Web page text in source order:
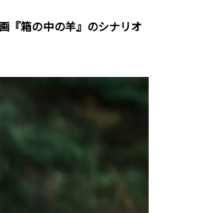
『箱の中の羊』のシナリオ